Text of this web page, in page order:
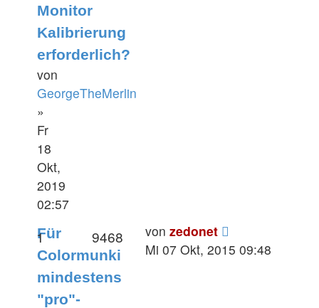
Monitor
Kalibrierung
erforderlich?
von
GeorgeTheMerlin
»
Fr
18
Okt,
2019
02:57
Für
Colormunki
mindestens
"pro"-
1 9468 von zedonet
Mi 07 Okt, 2015 09:48